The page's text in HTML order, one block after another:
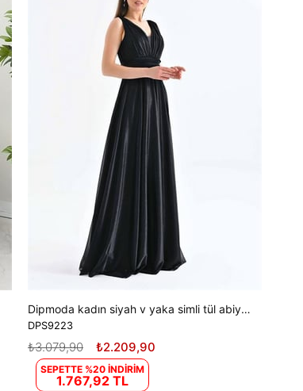
Dipmoda kadın siyah v yaka simli tül abiye elbise DPS9223
DPS9223
₺2.209,90
₺3.079,90
SEPETTE %20 İNDİRİM
1.767,92 TL